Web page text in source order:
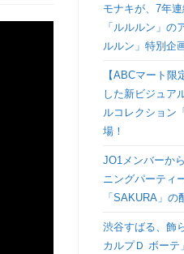
モナキが、7年
「ルルルン」
ルルン」特別企
【ABCマート
した新ビジュア
ルコレクション
場！
JO1メンバーか
ニングパーティ
「SAKURA」の
渋谷すばる、飾
カルプＤ ボー